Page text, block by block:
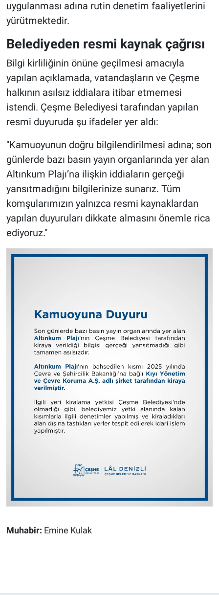
uygulanması adına rutin denetim faaliyetlerini
yürütmektedir.
Belediyeden resmi kaynak çağrısı
Bilgi kirliliğinin önüne geçilmesi amacıyla
yapılan açıklamada, vatandaşların ve Çeşme
halkının asılsız iddialara itibar etmemesi
istendi. Çeşme Belediyesi tarafından yapılan
resmi duyuruda şu ifadeler yer aldı:
"Kamuoyunun doğru bilgilendirilmesi adına; son
günlerde bazı basın yayın organlarında yer alan
Altınkum Plajı’na ilişkin iddiaların gerçeği
yansıtmadığını bilgilerinize sunarız. Tüm
komşularımızın yalnızca resmi kaynaklardan
yapılan duyuruları dikkate almasını önemle rica
ediyoruz."
Muhabir: Emine Kulak